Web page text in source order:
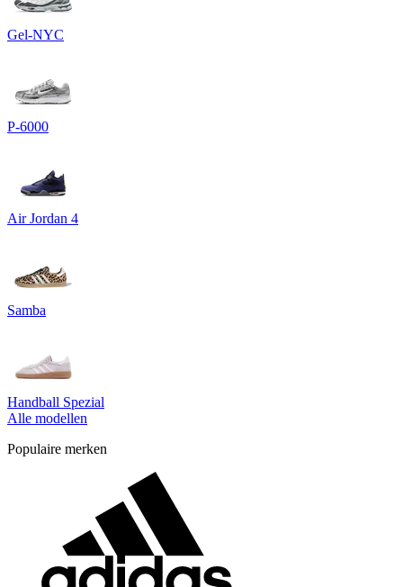
Gel-NYC
P-6000
Air Jordan 4
Samba
Handball Spezial
Alle modellen
Populaire merken